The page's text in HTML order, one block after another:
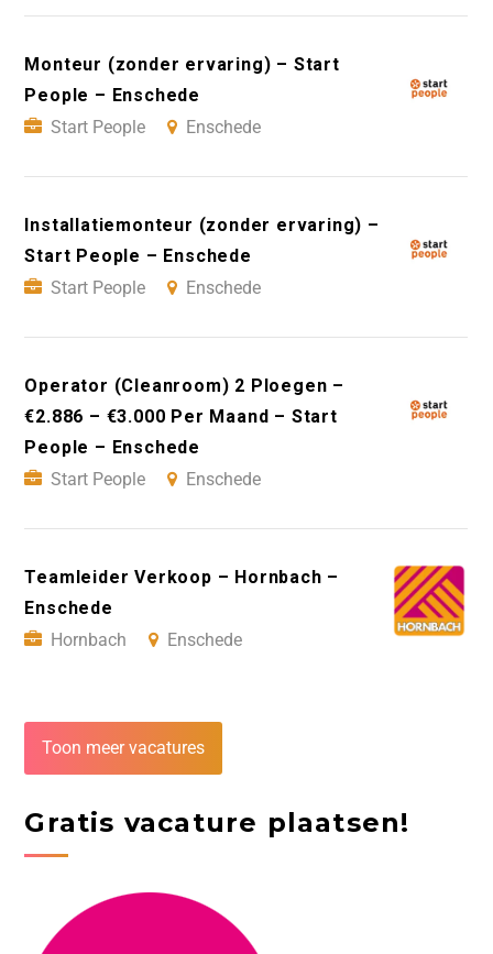
Monteur (zonder ervaring) – Start
People – Enschede
Start People
Enschede
Installatiemonteur (zonder ervaring) –
Start People – Enschede
Start People
Enschede
Operator (Cleanroom) 2 Ploegen –
€2.886 – €3.000 Per Maand – Start
People – Enschede
Start People
Enschede
Teamleider Verkoop – Hornbach –
Enschede
Hornbach
Enschede
Toon meer vacatures
Gratis vacature plaatsen!